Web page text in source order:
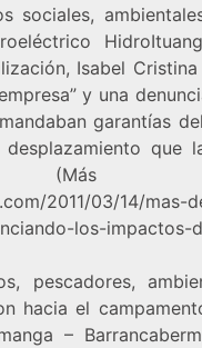
sociales,
Isabel
y una
garantías
que
2011/03/14/mas-
los-impactos-
pescadores,
hacia el
–